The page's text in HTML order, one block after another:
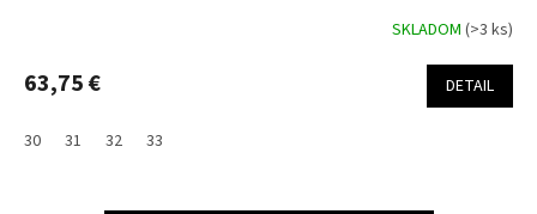
SKLADOM (>3 ks)
63,75 € DETAIL
30 31 32 33